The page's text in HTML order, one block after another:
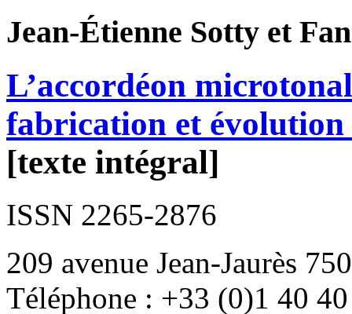
Jean-Étienne Sotty et
L’accordéon
fabrication et
[texte intégral]
ISSN 2265-2876
209 avenue Jean-Jaurès
Téléphone : +33 (0)1 40